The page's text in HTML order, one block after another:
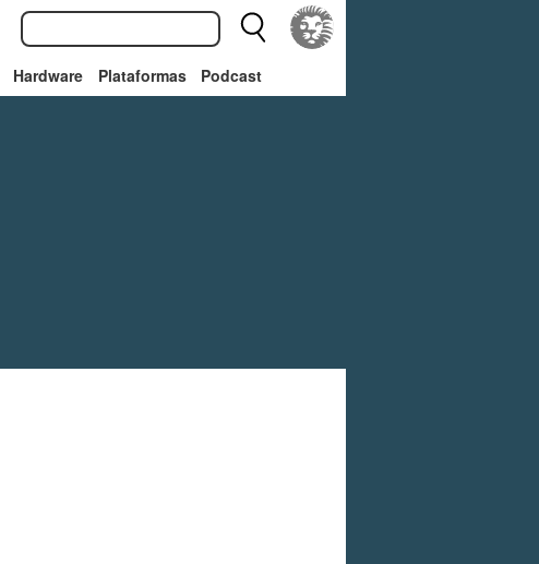
Hardware Plataformas Podcast